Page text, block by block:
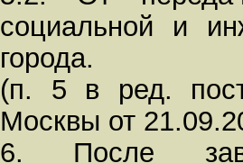
социальной и
города.
(п. 5 в ред.
Москвы от
6. После